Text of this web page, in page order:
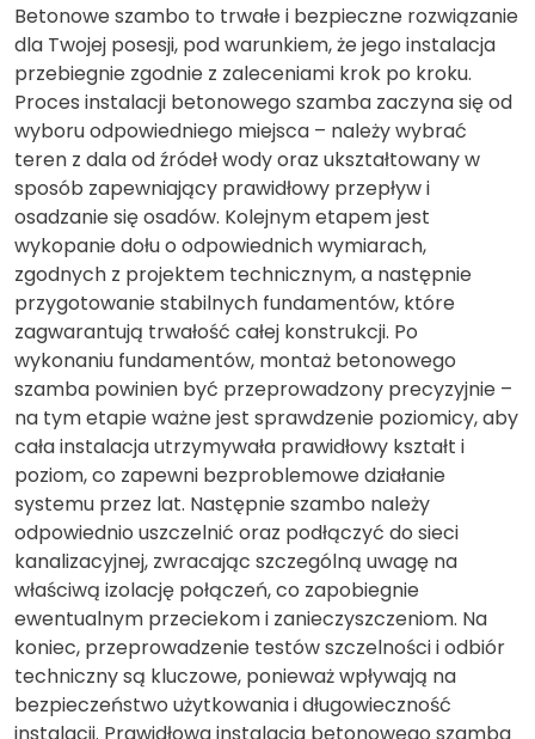
Betonowe szambo to trwałe i bezpieczne rozwiązanie
dla Twojej posesji, pod warunkiem, że jego instalacja
przebiegnie zgodnie z zaleceniami krok po kroku.
Proces instalacji betonowego szamba zaczyna się od
wyboru odpowiedniego miejsca – należy wybrać
teren z dala od źródeł wody oraz ukształtowany w
sposób zapewniający prawidłowy przepływ i
osadzanie się osadów. Kolejnym etapem jest
wykopanie dołu o odpowiednich wymiarach,
zgodnych z projektem technicznym, a następnie
przygotowanie stabilnych fundamentów, które
zagwarantują trwałość całej konstrukcji. Po
wykonaniu fundamentów, montaż betonowego
szamba powinien być przeprowadzony precyzyjnie –
na tym etapie ważne jest sprawdzenie poziomicy, aby
cała instalacja utrzymywała prawidłowy kształt i
poziom, co zapewni bezproblemowe działanie
systemu przez lat. Następnie szambo należy
odpowiednio uszczelnić oraz podłączyć do sieci
kanalizacyjnej, zwracając szczególną uwagę na
właściwą izolację połączeń, co zapobiegnie
ewentualnym przeciekom i zanieczyszczeniom. Na
koniec, przeprowadzenie testów szczelności i odbiór
techniczny są kluczowe, ponieważ wpływają na
bezpieczeństwo użytkowania i długowieczność
instalacji. Prawidłowa instalacja betonowego szamba